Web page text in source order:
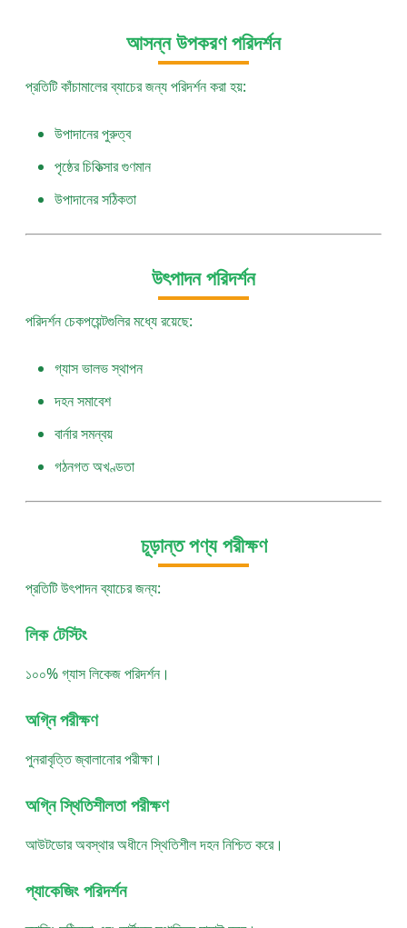
আসন্ন উপকরণ পরিদর্শন
প্রতিটি কাঁচামালের ব্যাচের জন্য পরিদর্শন করা হয়:
উপাদানের পুরুত্ব
পৃষ্ঠের চিকিত্সার গুণমান
উপাদানের সঠিকতা
উৎপাদন পরিদর্শন
পরিদর্শন চেকপয়েন্টগুলির মধ্যে রয়েছে:
গ্যাস ভালভ স্থাপন
দহন সমাবেশ
বার্নার সমন্বয়
গঠনগত অখণ্ডতা
চূড়ান্ত পণ্য পরীক্ষণ
প্রতিটি উৎপাদন ব্যাচের জন্য:
লিক টেস্টিং
১০০% গ্যাস লিকেজ পরিদর্শন।
অগ্নি পরীক্ষণ
পুনরাবৃত্তি জ্বালানোর পরীক্ষা।
অগ্নি স্থিতিশীলতা পরীক্ষণ
আউটডোর অবস্থার অধীনে স্থিতিশীল দহন নিশ্চিত করে।
প্যাকেজিং পরিদর্শন